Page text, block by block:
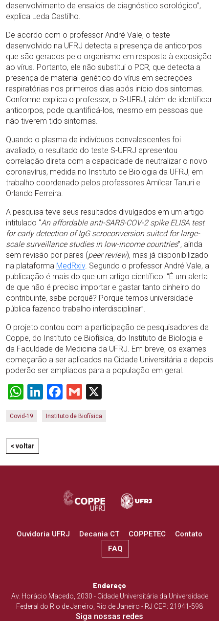
desenvolvimento de ensaios de diagnóstico sorológico”,
explica Leda Castilho.
De acordo com o professor André Vale, o teste
desenvolvido na UFRJ detecta a presença de anticorpos
que são gerados pelo organismo em resposta à exposição
ao vírus. Portanto, ele não substitui o PCR, que detecta a
presença de material genético do vírus em secreções
respiratórias nos primeiros dias após início dos sintomas.
Conforme explica o professor, o S-UFRJ, além de identificar
anticorpos, pode quantificá-los, mesmo em pessoas que
não tiverem tido sintomas.
Quando o plasma de indivíduos convalescentes foi
avaliado, o resultado do teste S-UFRJ apresentou
correlação direta com a capacidade de neutralizar o novo
coronavírus, medida no Instituto de Biologia da UFRJ, em
trabalho coordenado pelos professores Amílcar Tanuri e
Orlando Ferreira.
A pesquisa teve seus resultados divulgados em um artigo
intitulado “An affordable anti-SARS-COV-2 spike ELISA test
for early detection of IgG seroconversion suited for large-
scale surveillance studies in low-income countries”, ainda
sem revisão por pares (peer review), mas já disponibilizado
na plataforma MedRxiv. Segundo o professor André Vale, a
publicação é mais do que um artigo científico: “É um alerta
de que não é preciso importar e gastar tanto dinheiro do
contribuinte, sabe porquê? Porque temos universidade
pública fazendo trabalho interdisciplinar”.
O projeto contou com a participação de pesquisadores da
Coppe, do Instituto de Biofísica, do Instituto de Biologia e
da Faculdade de Medicina da UFRJ. Em breve, os exames
começarão a ser aplicados na Cidade Universitária e depois
poderão ser ampliados para a população em geral.
WhatsApp
LinkedIn
Facebook
Gmail
Covid-19 Instituto de Biofísica
< voltar
Ouvidoria UFRJ Decania CT COPPETEC
Contato
FAQ
Endereço
Av. Horácio Macedo, 2030 - Cidade Universitária da Universidade
Federal do Rio de Janeiro, Rio de Janeiro - RJ CEP: 21941-598
Siga nossas redes